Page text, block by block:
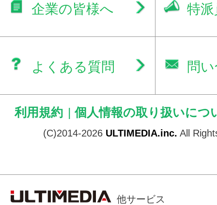
企業の皆様へ 特
よくある質問 問
利用規約 | 個人情報の取り扱いにつ
(C)2014-2026 ULTIMEDIA.inc. All
他サービス